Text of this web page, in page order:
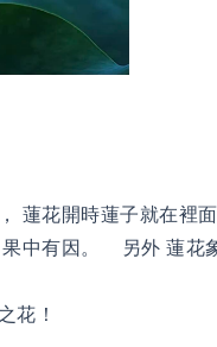
蓮花開時蓮子就在裡
果中有因。 另外 蓮花
花！